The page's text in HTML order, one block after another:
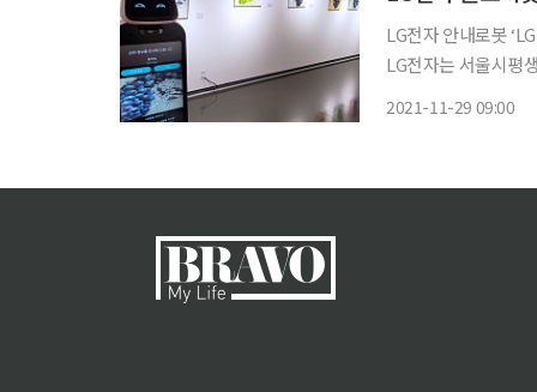
LG전자 안내로봇
LG전자는 서울시평
2021-11-29 09:00